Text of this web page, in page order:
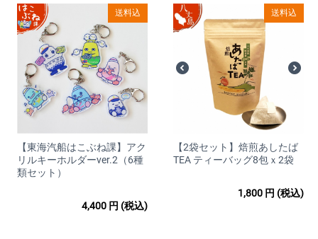
当サイトのページの閲覧、コンテンツ購入、ソフトウェアのダ
ウンロード等に必要となるインターネット接続料金、通信料金
は、お客様のご負担となります。
また、別途送料がかかる商品もございます。
送料は商品ごとにより異なりますので、商品ページにて個別に
ご案内いたします。
■配送について
□業者
日本郵便
□商品発送のタイミング
送料込
【東海汽船はこぶね課】アク
リルキーホルダーver.2（6種
類セット）
4,400 円 (税込)
送料込
【2袋セット】焙煎あしたば
TEA ティーバッグ8包ｘ2袋
1,800 円 (税込)